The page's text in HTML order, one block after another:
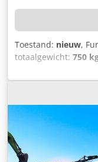
Toestand: nieuw,
totaalgewicht: 750
wiellader CRAWLER
kettingvoertuig
bouwjaar: 2025,
gewicht: 600 – 750
motorvermogen:
krachtige
fabricagedatum: juli